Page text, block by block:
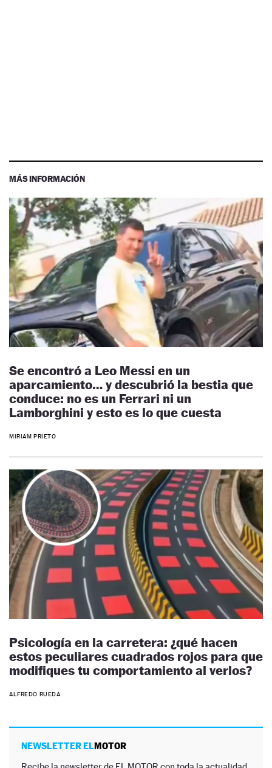
MÁS INFORMACIÓN
Se encontró a Leo Messi en un
aparcamiento… y descubrió la bestia que
conduce: no es un Ferrari ni un
Lamborghini y esto es lo que cuesta
MIRIAM PRIETO
Psicología en la carretera: ¿qué hacen
estos peculiares cuadrados rojos para que
modifiques tu comportamiento al verlos?
ALFREDO RUEDA
NEWSLETTER ELMOTOR